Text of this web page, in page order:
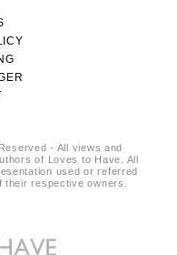
- All views and
of Loves to Have. All
used or referred
respective owners.